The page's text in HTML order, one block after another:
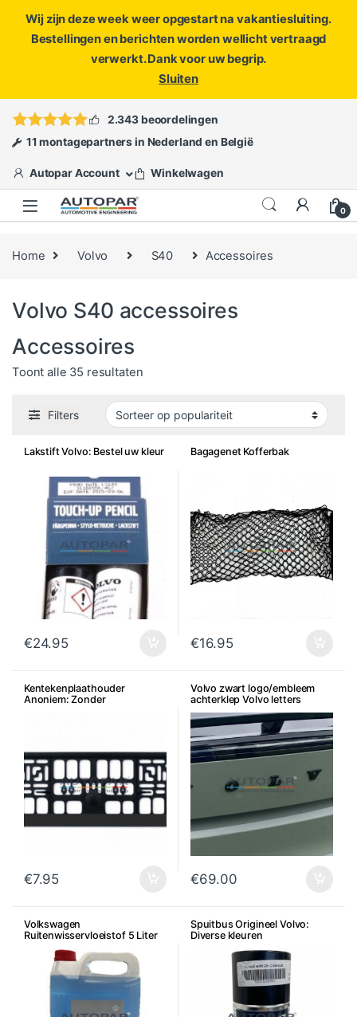
Wij zijn deze week weer opgestart na vakantiesluiting.
Bestellingen en berichten worden wellicht vertraagd
verwerkt. Dank voor uw begrip.
Sluiten
ofopen een ticket
2.343 beoordelingen
11 montagepartners in Nederland en België
Autopar Account Winkelwagen
0
Home Volvo S40 Accessoires
Volvo S40 accessoires
Accessoires
Toont alle 35 resultatenGesorteerd op populariteit
Filters
Lakstift Volvo: Bestel uw kleur
€24.95
Bagagenet Kofferbak
€16.95
Kentekenplaathouder
Anoniem: Zonder
€7.95
Volvo zwart logo/embleem
achterklep Volvo letters
origineel
€69.00
Volkswagen
Ruitenwisservloeistof 5 Liter
Spuitbus Origineel Volvo:
Diverse kleuren